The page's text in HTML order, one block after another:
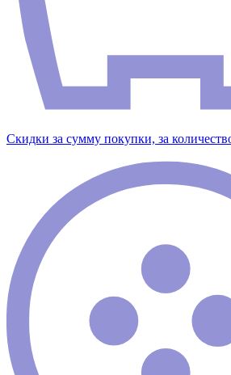
Скидки за сумму покупки, за